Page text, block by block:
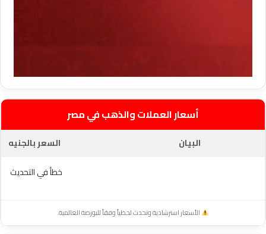
أسعار العملات والذهب في مصر
البيان
السعر بالجنيه
خطأ في التحديث
الأسعار استرشادية وتحدث لحظياً وفقاً للبورصة العالمية.